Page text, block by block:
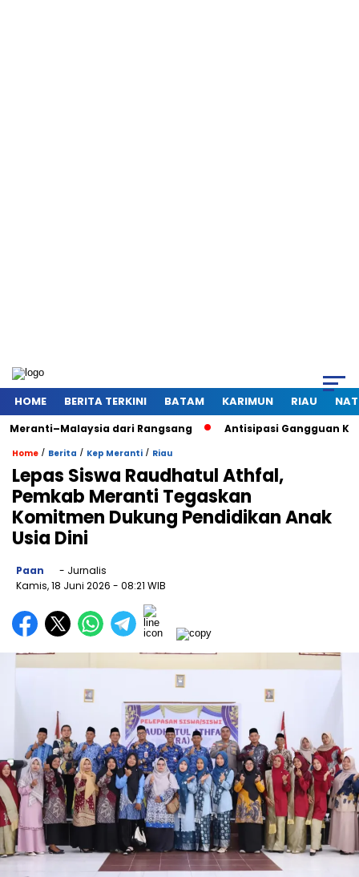
HOME BERITA TERKINI BATAM KARIMUN RIAU
dari Rangsang Antisipasi Gangguan Kamtibmas
Home / Berita / Kep Meranti / Riau
Lepas Siswa Raudhatul Athfal,
Pemkab Meranti Tegaskan
Komitmen Dukung Pendidikan Anak
Usia Dini
Paan
- Jurnalis
Kamis, 18 Juni 2026 - 08:21 WIB